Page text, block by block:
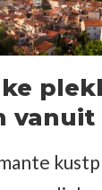
vanuit